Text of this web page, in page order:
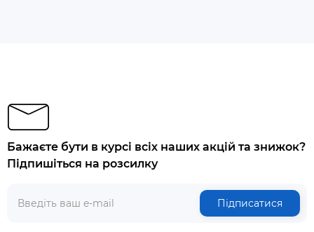
Бажаєте бути в курсі всіх наших акцій та знижок?
Підпишіться на розсилку
Підписатися